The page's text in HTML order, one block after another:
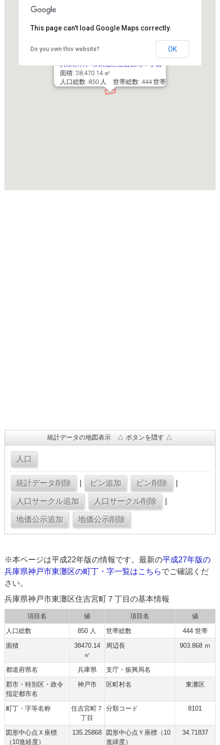
兵庫県神戸市東灘区住吉宮町７丁目
面積: 38,470.14 ㎡
人口総数: 850 人 世帯総数: 444 世帯
This page can't load Google Maps correctly.
Do you own this website? OK
統計データの地図表示 △ ボタンを隠す △
※本ページは平成22年版の情報です。最新の平成27年版の
兵庫県神戸市東灘区の町丁・字一覧はこちらでご確認くだ
さい。
兵庫県神戸市東灘区住吉宮町７丁目の基本情報
項目名 値 項目名
値
人口総数
850 人 世帯総数
444 世帯
面積
38470.14
㎡
周辺長 903.868 ｍ
都道府県名 兵庫県
支庁・振興局名
郡市・特別区・政令
指定都市名
神戸市 区町村名 東灘区
町丁・字等名称
住吉宮町７
丁目
分類コード 8101
図形中心点Ｘ座標
（10進経度）
135.25868
図形中心点Ｙ座標（10
進緯度）
34.71837